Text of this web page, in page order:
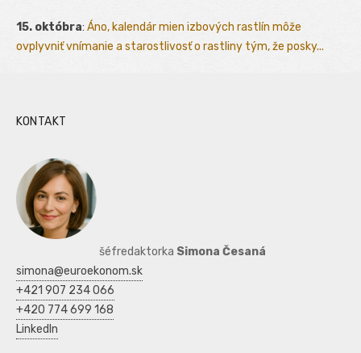
15. októbra: Áno, kalendár mien izbových rastlín môže
ovplyvniť vnímanie a starostlivosť o rastliny tým, že posky...
KONTAKT
šéfredaktorka Simona Česaná
simona@euroekonom.sk
+421 907 234 066
+420 774 699 168
LinkedIn